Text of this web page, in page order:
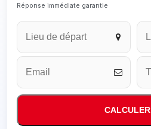
Réponse immédiate garantie
CALCULER